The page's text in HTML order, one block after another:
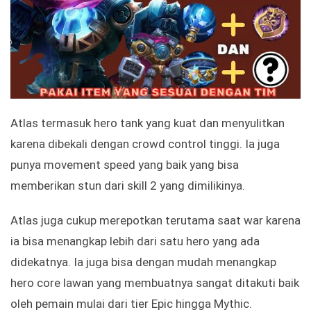
Atlas termasuk hero tank yang kuat dan menyulitkan
karena dibekali dengan crowd control tinggi. Ia juga
punya movement speed yang baik yang bisa
memberikan stun dari skill 2 yang dimilikinya.
Atlas juga cukup merepotkan terutama saat war karena
ia bisa menangkap lebih dari satu hero yang ada
didekatnya. Ia juga bisa dengan mudah menangkap
hero core lawan yang membuatnya sangat ditakuti baik
oleh pemain mulai dari tier Epic hingga Mythic.